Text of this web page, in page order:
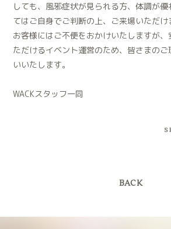
しても、風邪症状が見られる方、体調が
てはご自身でご判断の上、ご来場いただけ
お客様にはご不便をおかけいたしますが
ただけるイベント運営のため、皆さまの
いいたします。
WACKスタッフ一同
BACK